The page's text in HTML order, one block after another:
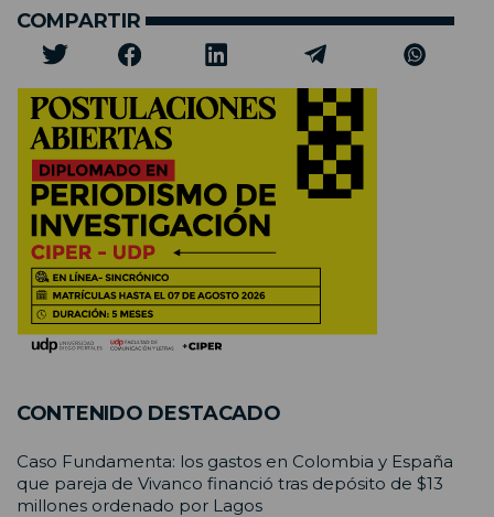
COMPARTIR
CONTENIDO DESTACADO
Caso Fundamenta: los gastos en Colombia y España
que pareja de Vivanco financió tras depósito de $13
millones ordenado por Lagos